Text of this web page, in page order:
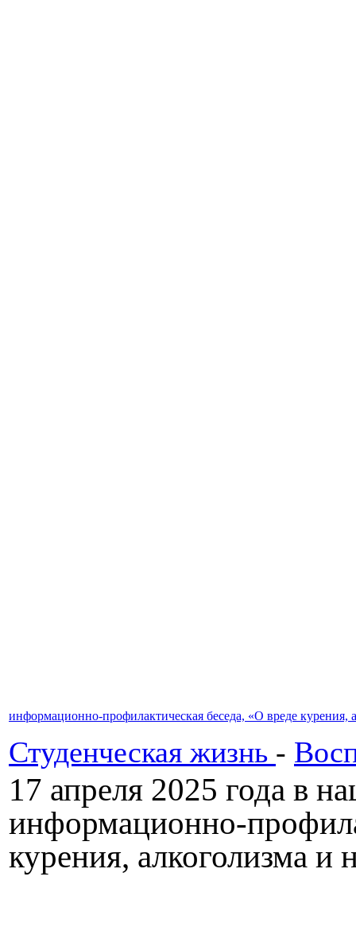
информационно-профилактическая беседа, «О вреде
Студенческая жизнь -
17 апреля 2025 года в
информационно-
курения, алкоголизма